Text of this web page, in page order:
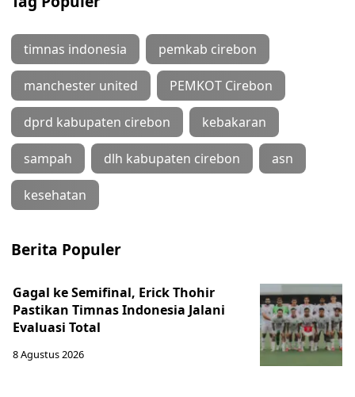
timnas indonesia pemkab cirebon
manchester united PEMKOT Cirebon
dprd kabupaten cirebon kebakaran
sampah dlh kabupaten cirebon asn
kesehatan
Berita Populer
Gagal ke Semifinal, Erick Thohir
Pastikan Timnas Indonesia Jalani
Evaluasi Total
8 Agustus 2026